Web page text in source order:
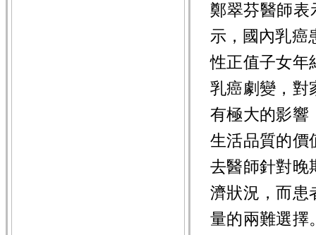
鄭翠芬醫師表
示，國內乳癌
性正值子女年
乳癌劇變，對
有極大的影響
生活品質的價
去醫師針對晚
濟狀況，而患
量的兩難選擇